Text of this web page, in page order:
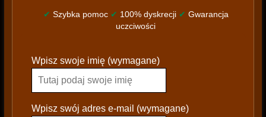
✔ Szybka pomoc ✔ 100% dyskrecji ✔ Gwarancja
uczciwości
l
a
s
Wpisz swoje imię (wymagane)
Wpisz swój adres e-mail (wymagane)